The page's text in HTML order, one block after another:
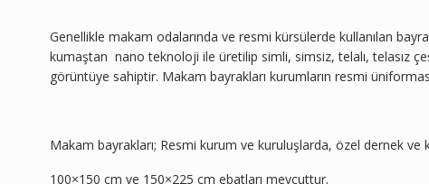
Genellikle makam odalarında ve resmi kürsülerde kullanılan
kumaştan nano teknoloji ile üretilip simli, simsiz, telalı, telasız
görüntüye sahiptir. Makam bayrakları kurumların resmi
Makam bayrakları; Resmi kurum ve kuruluşlarda, özel dernek ve
100×150 cm ve 150×225 cm ebatları mevcuttur.